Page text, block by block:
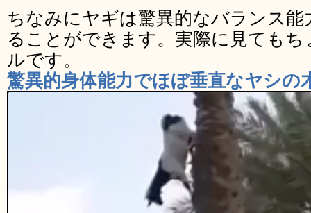
ちなみにヤギは驚異的なバランス
ることができます。実際に見ても
ルです。
驚異的身体能力でほぼ垂直なヤシの